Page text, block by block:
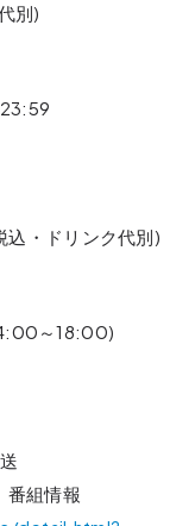
別)
・ドリンク代別)
～18:00)
番組情報